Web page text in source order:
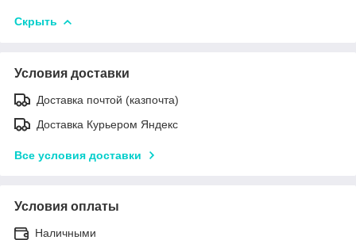
Скрыть
Условия доставки
Доставка почтой (казпочта)
Доставка Курьером Яндекс
Все условия доставки
Условия оплаты
Наличными